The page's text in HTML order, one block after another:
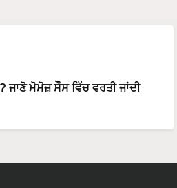
ਜਾਣੋ ਮੋਮੋਜ਼ ਸੌਸ ਵਿੱਚ ਵਰਤੀ ਜਾਂਦੀ